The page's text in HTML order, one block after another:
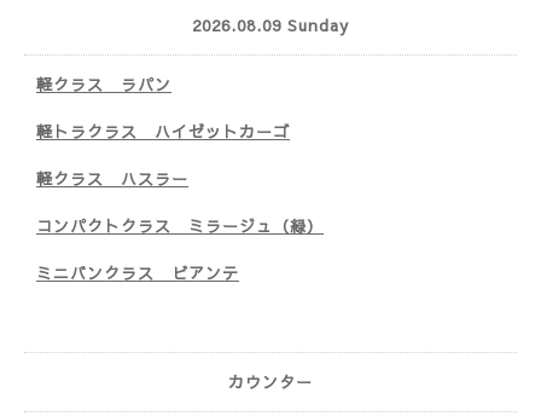
2026.08.09 Sunday
軽クラス ラパン
軽トラクラス ハイゼットカーゴ
軽クラス ハスラー
コンパクトクラス ミラージュ（緑）
ミニバンクラス ビアンテ
カウンター